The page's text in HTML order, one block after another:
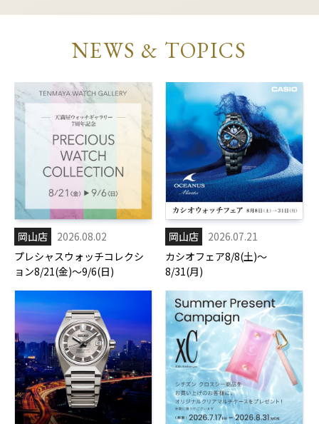
NEWS & TOPICS
岡山店
2026.08.02
プレシャスウォッチコレクシ
ョン8/21(金)～9/6(日)
岡山店
2026.07.21
カシオフェア8/8(土)～
8/31(月)